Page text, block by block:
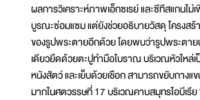
ผลการวิเคราะห์ภาพเอ็กซเรย์ และซีทีสแกนไ
บูรณะซ่อมแซม แต่ยังช่วยอธิบายวัสดุ โครงสร้
ของรูปพระตายอีกด้วย โดยพบว่ารูปพระตา
เดียวยึดด้วยตะปูทำมือโบราณ บริเวณหัวไหล่
หนังสัตว์ และเย็บด้วยเชือก สามารถขยับกางแ
มากในศตวรรษที่ 17 บริเวณคาบสมุทรไอบีเรีย